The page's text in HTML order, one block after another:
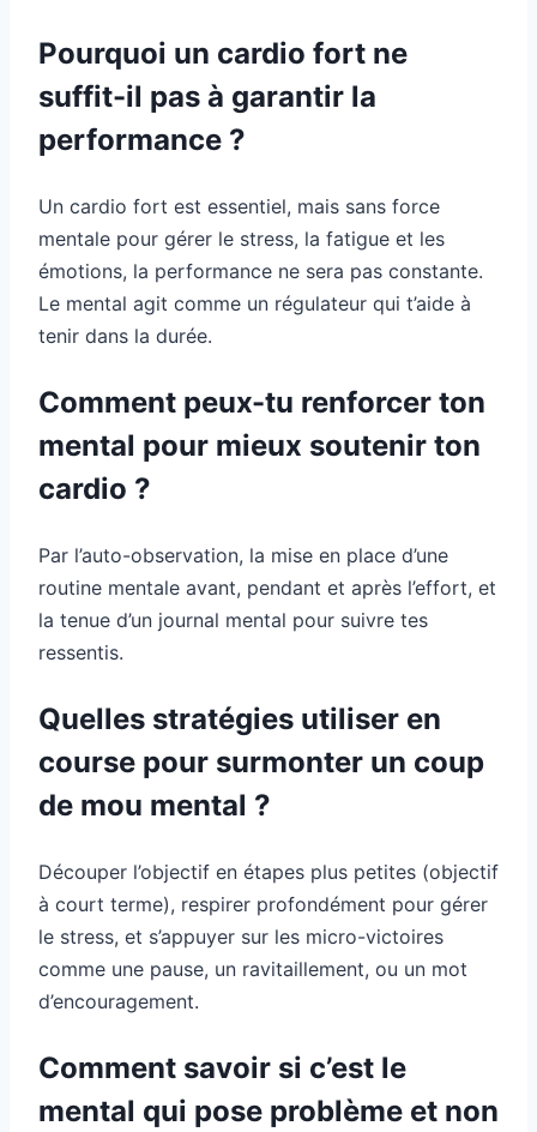
Pourquoi un cardio fort ne
suffit-il pas à garantir la
performance ?
Un cardio fort est essentiel, mais sans force
mentale pour gérer le stress, la fatigue et les
émotions, la performance ne sera pas constante.
Le mental agit comme un régulateur qui t’aide à
tenir dans la durée.
Comment peux-tu renforcer ton
mental pour mieux soutenir ton
cardio ?
Par l’auto-observation, la mise en place d’une
routine mentale avant, pendant et après l’effort, et
la tenue d’un journal mental pour suivre tes
ressentis.
Quelles stratégies utiliser en
course pour surmonter un coup
de mou mental ?
Découper l’objectif en étapes plus petites (objectif
à court terme), respirer profondément pour gérer
le stress, et s’appuyer sur les micro-victoires
comme une pause, un ravitaillement, ou un mot
d’encouragement.
Comment savoir si c’est le
mental qui pose problème et non